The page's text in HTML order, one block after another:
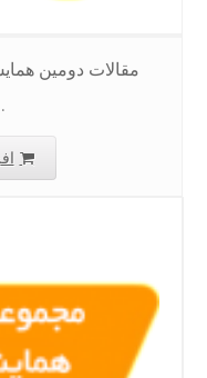
مقالات دومین همایش